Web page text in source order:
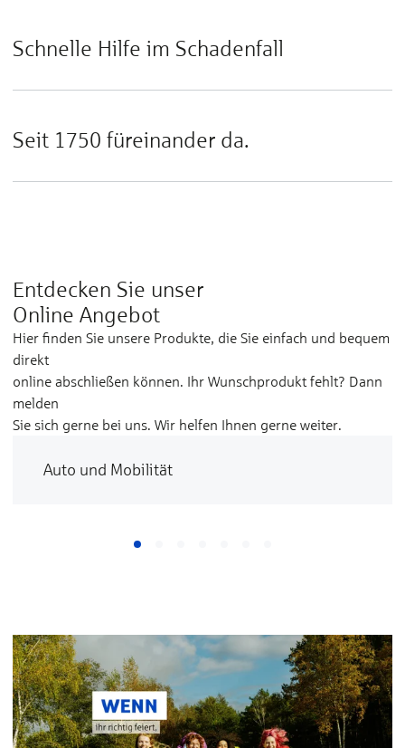
Schnelle Hilfe im Schadenfall
Seit 1750 füreinander da.
Entdecken Sie unser
Online Angebot
Hier finden Sie unsere Produkte, die Sie einfach und bequem
direkt
online abschließen können. Ihr Wunschprodukt fehlt? Dann
melden
Sie sich gerne bei uns. Wir helfen Ihnen gerne weiter.
Auto und Mobilität